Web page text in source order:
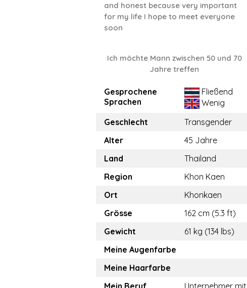
and honest because very important
for my life I hope to meet everyone
soon
Ich möchte Mann zwischen 50 und 70
Jahre treffen
Gesprochene
Sprachen
Fließend
Wenig
Geschlecht
Transgender
Alter
45 Jahre
Land
Thailand
Region
Khon Kaen
Ort
Khonkaen
Grösse
162 cm (5.3 ft)
Gewicht
61 kg (134 lbs)
Meine Augenfarbe
Meine Haarfarbe